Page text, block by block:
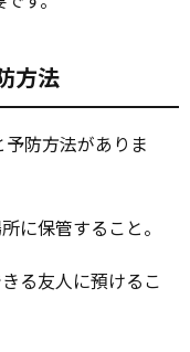
方法
防方法がありま
に保管すること。
る友人に預けるこ